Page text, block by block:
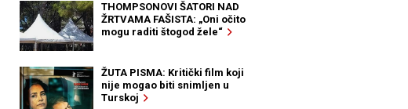
THOMPSONOVI ŠATORI NAD
ŽRTVAMA FAŠISTA: „Oni očito
mogu raditi štogod žele“
ŽUTA PISMA: Kritički film koji
nije mogao biti snimljen u
Turskoj